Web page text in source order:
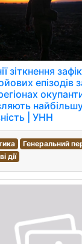
зіткнення
епізодів
| УНН
Генеральний
дії